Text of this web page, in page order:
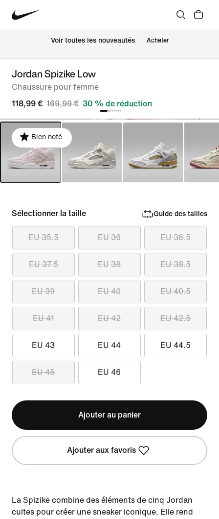
Voir toutes les nouveautés Acheter
Jordan Spizike Low
Chaussure pour femme
118,99 € 169,99 € 30 % de réduction
Bien noté
Sélectionner la taille Guide des tailles
EU 35.5 EU 36 EU 36.5
EU 37.5 EU 38 EU 38.5
EU 39 EU 40 EU 40.5
EU 41 EU 42 EU 42.5
EU 43 EU 44 EU 44.5
EU 45 EU 46
Ajouter au panier
Ajouter aux favoris
La Spizike combine des éléments de cinq Jordan
cultes pour créer une sneaker iconique. Elle rend